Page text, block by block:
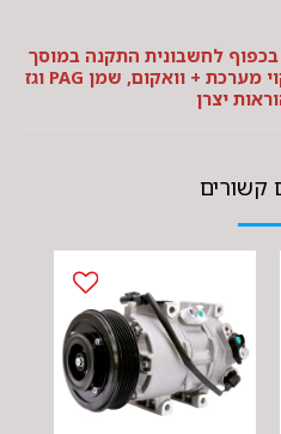
של 90 ימים בכפוף לחשבונית התקנה במוסך
מורשה משרד התחבורה + ניקוי מערכת + וואקום, שמן PAG וגז
יצרן
קשורים